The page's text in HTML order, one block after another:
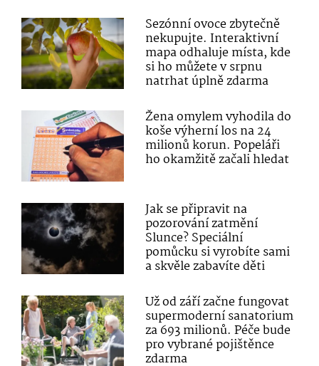
Sezónní ovoce zbytečně
nekupujte. Interaktivní
mapa odhaluje místa, kde
si ho můžete v srpnu
natrhat úplně zdarma
Žena omylem vyhodila do
koše výherní los na 24
milionů korun. Popeláři
ho okamžitě začali hledat
Jak se připravit na
pozorování zatmění
Slunce? Speciální
pomůcku si vyrobíte sami
a skvěle zabavíte děti
Už od září začne fungovat
supermoderní sanatorium
za 693 milionů. Péče bude
pro vybrané pojištěnce
zdarma